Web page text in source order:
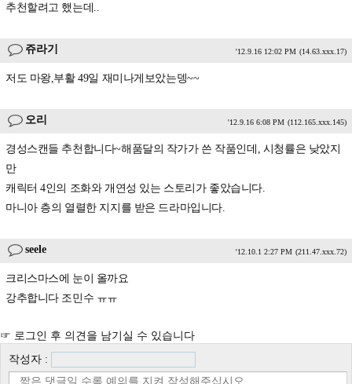
추천할려고 했는데..
쥬라기 '12.9.16 12:02 PM (14.63.xxx.17)
저도 마왕,부활 49일 재미나게보았는뎅~~
오리 '12.9.16 6:08 PM (112.165.xxx.145)
경성스캔들 추천합니다~해품달의 작가가 쓴 작품인데, 시청률은 낮았지
만
캐릭터 4인의 조화와 개연성 있는 스토리가 좋았습니다.
마니아 층의 열렬한 지지를 받은 드라마입니다.
seele '12.10.1 2:27 PM (211.47.xxx.72)
크리스마스에 눈이 올까요
강추합니다 조민수 ㅠㅠ
☞ 로그인 후 의견을 남기실 수 있습니다
작성자 :